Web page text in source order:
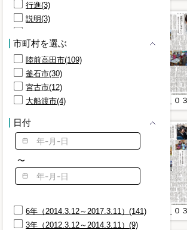
行進(3)
説明(3)
陸前高田(3)
商店街(2)
宣誓(2)
審査員(2)
岩手日報社(2)
接続(2)
放水準備(2)
消防士(2)
演奏(2)
市町村を選ぶ
陸前高田市(109)
釜石市(30)
宮古市(12)
大船渡市(4)
日付
〜
6年（2014.3.12～2017.3.11）(141)
3年（2012.3.12～2014.3.11）(9)
復旧・復興期＿２０１４＿１４０５２８ 婦人防火クラブ連合会会旗整備